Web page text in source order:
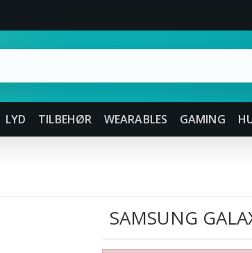
LYD TILBEHØR WEARABLES GAMING
SAMSUNG